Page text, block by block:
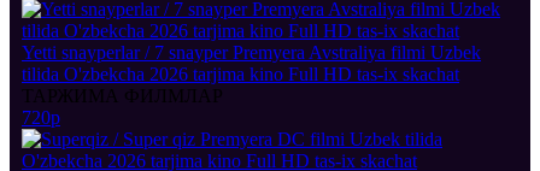
Yetti snayperlar / 7 snayper Premyera Avstraliya filmi Uzbek
tilida O'zbekcha 2026 tarjima kino Full HD tas-ix skachat
ТАРЖИМА ФИЛМЛАР
720p